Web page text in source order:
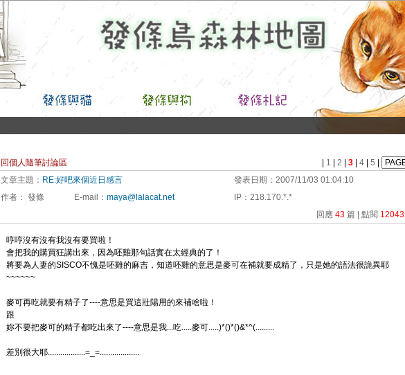
回個人隨筆討論區 1 2 3 4 5
文章主題： RE:好吧來個近日感言 發表日期： 2007/11/03 01:04:10
作者： 發條 E-mail ： maya@lalacat.net IP ： 218.170.*.*
回應 43 篇 | 點閱 12043
哼哼沒有沒有我沒有要買啦！
會把我的購買狂講出來，因為呸雞那句話實在太經典的了！
將要為人妻的SISCO不愧是呸雞的麻吉，知道呸雞的意思是麥可在補就要成精了，只是她的語法很詭異耶
~~~~~~
麥可再吃就要有精子了----意思是買這壯陽用的來補啥啦！
跟
妳不要把麥可的精子都吃出來了----意思是我...吃.....麥可.....)*()*()&*^(.........
差別很大耶..................=_=...................